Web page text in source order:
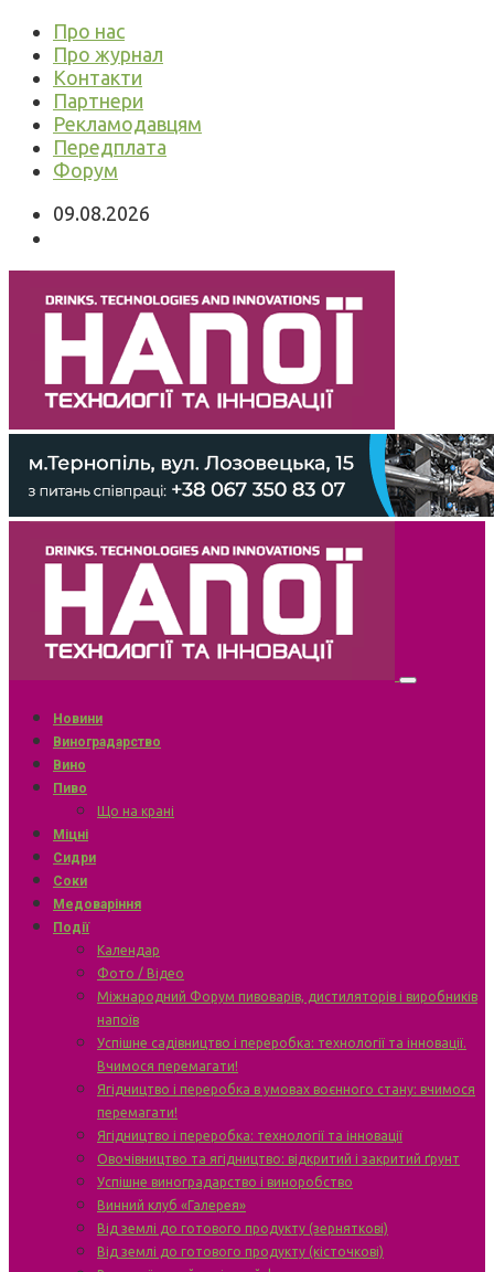
Про нас
Про журнал
Контакти
Партнери
Рекламодавцям
Передплата
Форум
09.08.2026
Новини
Виноградарство
Вино
Пиво
Що на крані
Міцні
Сидри
Соки
Медоваріння
Події
Календар
Фото / Відео
Міжнародний Форум пивоварів, дистиляторів і виробників
напоїв
Успішне садівництво і переробка: технології та інновації.
Вчимося перемагати!
Ягідництво і переробка в умовах воєнного стану: вчимося
перемагати!
Ягідництво і переробка: технології та інновації
Овочівництво та ягідництво: відкритий і закритий ґрунт
Успішне виноградарство і виноробство
Винний клуб «Галерея»
Від землі до готового продукту (зерняткові)
Від землі до готового продукту (кісточкові)